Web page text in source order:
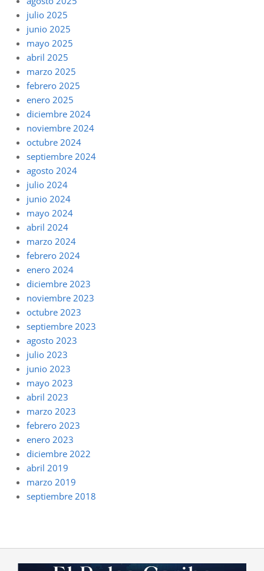
julio 2025
junio 2025
mayo 2025
abril 2025
marzo 2025
febrero 2025
enero 2025
diciembre 2024
noviembre 2024
octubre 2024
septiembre 2024
agosto 2024
julio 2024
junio 2024
mayo 2024
abril 2024
marzo 2024
febrero 2024
enero 2024
diciembre 2023
noviembre 2023
octubre 2023
septiembre 2023
agosto 2023
julio 2023
junio 2023
mayo 2023
abril 2023
marzo 2023
febrero 2023
enero 2023
diciembre 2022
abril 2019
marzo 2019
septiembre 2018